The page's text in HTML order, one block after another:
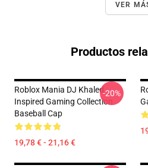
VER
Productos
Roblox Mania DJ Khaled
Inspired Gaming Collection
Baseball Cap
19,78 € - 21,16 €
-20%